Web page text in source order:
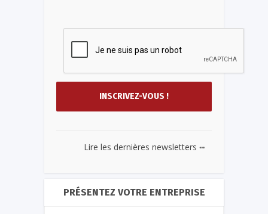
Lire les dernières newsletters ...
PRÉSENTEZ VOTRE ENTREPRISE